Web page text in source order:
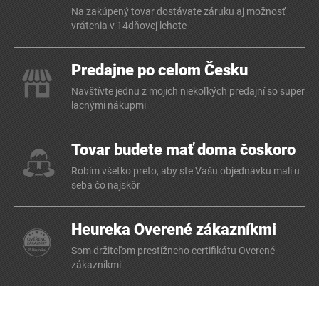
Na zakúpený tovar dostávate záruku aj možnosť
vrátenia v 14dňovej lehote
Predajne po celom Česku
Navštívte jednu z mojich niekoľkých predajní so super
lacnými nákupmi
Tovar budete mať doma čoskoro
Robím všetko preto, aby ste Vašu objednávku mali u
seba čo najskôr
Heureka Overené zákazníkmi
Som držiteľom prestížneho certifikátu Overené
zákazníkmi